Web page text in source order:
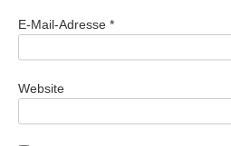
E-Mail-Adresse *
Website